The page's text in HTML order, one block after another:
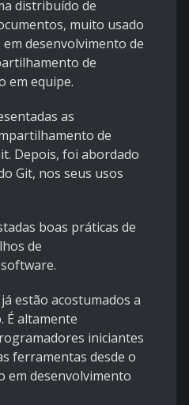
distribuído de
muito usado
desenvolvimento de
de
em equipe.
as
de
Depois, foi abordado
Git, nos seus usos
boas práticas de
de
estão acostumados a
É altamente
iniciantes
ferramentas desde o
em desenvolvimento